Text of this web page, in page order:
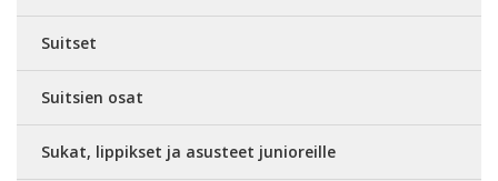
Suitset
Suitsien osat
Sukat, lippikset ja asusteet junioreille